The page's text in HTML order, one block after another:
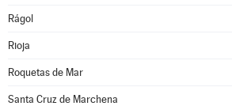
Rágol
Rioja
Roquetas de Mar
Santa Cruz de Marchena